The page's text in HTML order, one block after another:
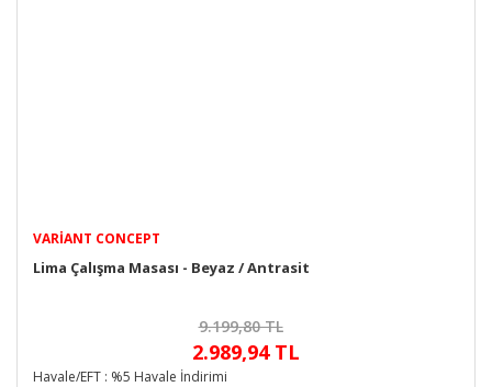
VARIANT CONCEPT
Lima Çalışma Masası - Beyaz / Antrasit
9.199,80 TL
2.989,94 TL
Havale/EFT : %5 Havale İndirimi